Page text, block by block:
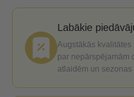
Labākie
Augstākās
par nepārspējamām
atlaidēm un